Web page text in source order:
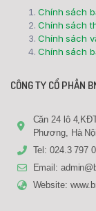
Chính sách
Chính sách
Chính sách
Chính sách
CÔNG TY CỔ PHẦN
Căn 24 lô
Phương, Hà Nội
Tel: 024.3 797
Email:
Website: